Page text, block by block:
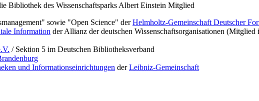
des Wissenschaftsparks Albert Einstein Mitglied
sowie "Open Science" derHelmholtz-Gemeinschaft Deutscher
Information der Allianz der deutschen Wissenschaftsorganisationen (Mitglied
/ Sektion 5 im Deutschen Bibliotheksverband
und Informationseinrichtungen derLeibniz-Gemeinschaft